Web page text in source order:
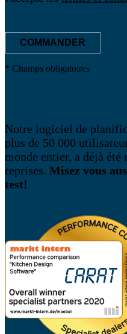
COMMANDER
* Champs obligatoires
Notre logiciel de
plus de 50 000
monde entier, a déjà été
reprises. Misez vous
test!